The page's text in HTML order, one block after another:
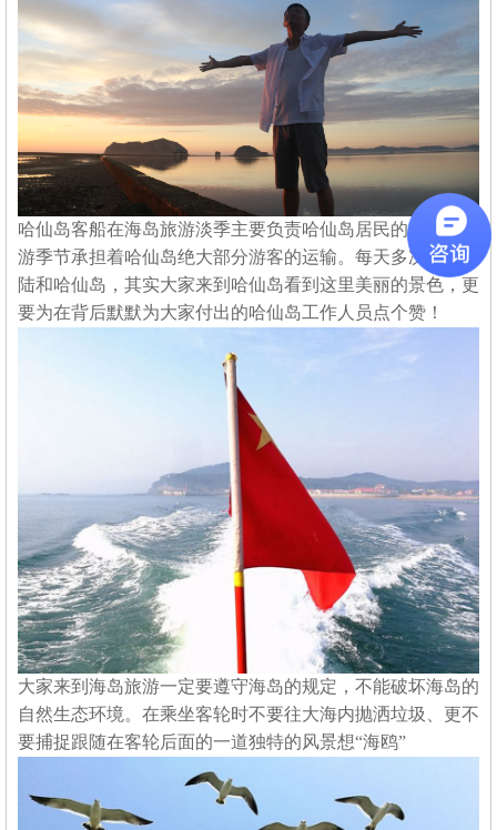
哈仙岛客船在海岛旅游淡季主要负责哈仙岛居民的外出，旅
游季节承担着哈仙岛绝大部分游客的运输。每天多次往返大
陆和哈仙岛，其实大家来到哈仙岛看到这里美丽的景色，更
要为在背后默默为大家付出的哈仙岛工作人员点个赞！
大家来到海岛旅游一定要遵守海岛的规定，不能破坏海岛的
自然生态环境。在乘坐客轮时不要往大海内抛洒垃圾、更不
要捕捉跟随在客轮后面的一道独特的风景想“海鸥”